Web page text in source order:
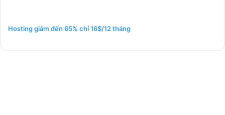
o
Hosting giảm đến 65% chỉ 16$/12 tháng